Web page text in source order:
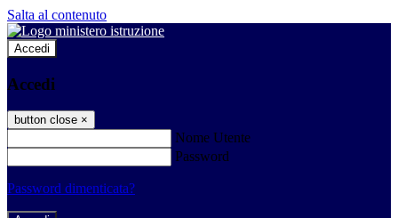
Salta al contenuto
Accedi
Accedi
button close ×
Nome Utente
Password
Password dimenticata?